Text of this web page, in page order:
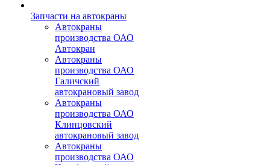
Запчасти на автокраны
Автокраны
производства ОАО
Автокран
Автокраны
производства ОАО
Галичский
автокрановый завод
Автокраны
производства ОАО
Клинцовский
автокрановый завод
Автокраны
производства ОАО